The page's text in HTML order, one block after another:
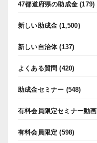
47都道府県の助成金 (179)
新しい助成金 (1,500)
新しい自治体(137)
よくある質問 (420)
助成金セミナー (548)
有料会員限定セミナー動画
有料会員限定 (598)